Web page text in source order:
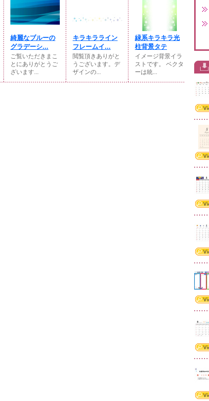
綺麗なブルーの
グラデーシ...
ご覧いただきまこ
とにありがとうご
ざいます...
キラキラライン
フレームイ...
閲覧頂きありがと
うございます。デ
ザインの...
緑系キラキラ光
柱背景タテ
イメージ背景イラ
ストです。 ベクタ
ーは統...